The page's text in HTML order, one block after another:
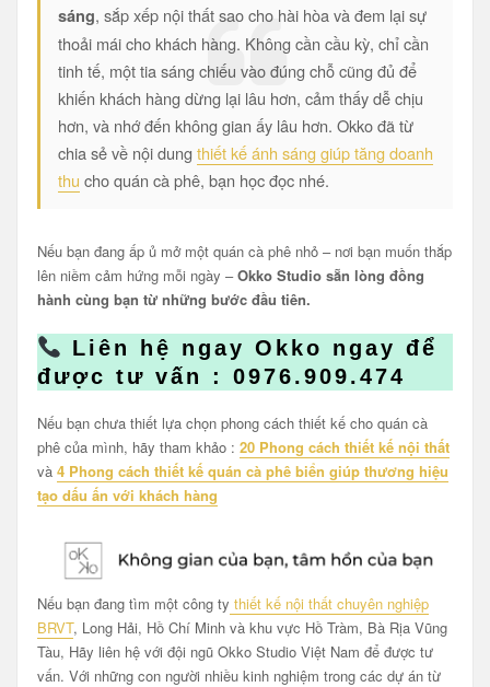
sáng, sắp xếp nội thất sao cho hài hòa và đem lại sự
thoải mái cho khách hàng. Không cần cầu kỳ, chỉ cần
tinh tế, một tia sáng chiếu vào đúng chỗ cũng đủ để
khiến khách hàng dừng lại lâu hơn, cảm thấy dễ chịu
hơn, và nhớ đến không gian ấy lâu hơn. Okko đã từ
chia sẻ về nội dungthiết kế ánh sáng giúp tăng doanh
thu cho quán cà phê, bạn học đọc nhé.
Nếu bạn đang ấp ủ mở một quán cà phê nhỏ – nơi bạn muốn thắp
lên niềm cảm hứng mỗi ngày –Okko Studio sẵn lòng đồng
hành cùng bạn từ những bước đầu tiên.
Liên hệ ngay Okko ngay để
được tư vấn : 0976.909.474
Nếu bạn chưa thiết lựa chọn phong cách thiết kế cho quán cà
phê của mình, hãy tham khảo : 20 Phong cách thiết kế nội thất
và 4 Phong cách thiết kế quán cà phê biển giúp thương hiệu
tạo dấu ấn với khách hàng
Nếu bạn đang tìm một công ty thiết kế nội thất chuyên nghiệp
BRVT, Long Hải, Hồ Chí Minh và khu vực Hồ Tràm, Bà Rịa Vũng
Tàu, Hãy liên hệ với đội ngũ Okko Studio Việt Nam để được tư
vấn. Với những con người nhiều kinh nghiệm trong các dự án từ